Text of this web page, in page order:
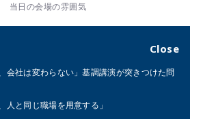
当日の会場の雰囲気
会社は変わらない」基調講演が突きつけた問
人と同じ職場を用意する」